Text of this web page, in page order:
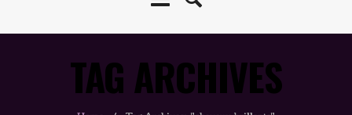
TAG ARCHIVES